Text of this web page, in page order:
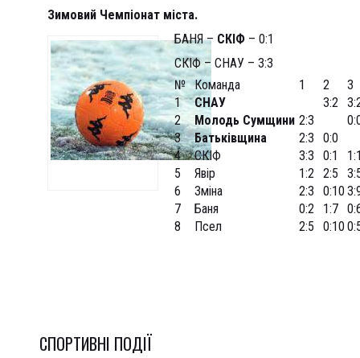
Зимовий Чемпіонат міста.
БАНЯ – СКІФ – 0:1
СКІФ – СНАУ – 3:3
№ Команда 1 2
3
1
СНАУ 3:2
2
Молодь Сумщини 2:3
3
Батьківщина 2:3
0:0
4
СКІФ 3:3 0:1
5
Явір 1:2 2:5
6
Зміна 2:3 0:10
7
Баня 0:2 1:7
8
Псел 2:5 0:10
СПОРТИВНI ПОДІЇ